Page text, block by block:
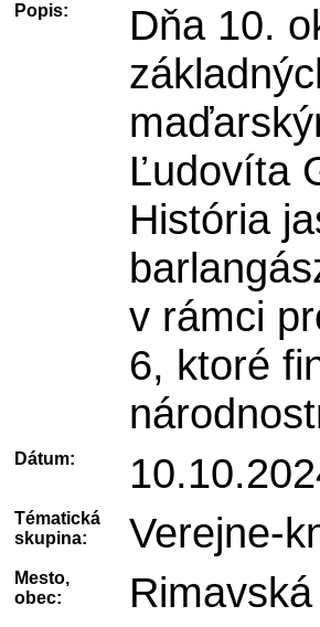
Popis:
Dňa 10.
Ľudovíta
História
v rámci
6, ktoré
Dátum:
Tématická
skupina:
Verejne-
Mesto,
obec: